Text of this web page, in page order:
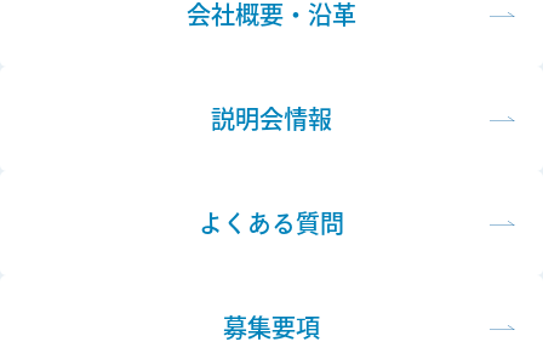
会社概要・沿革
説明会情報
よくある質問
募集要項